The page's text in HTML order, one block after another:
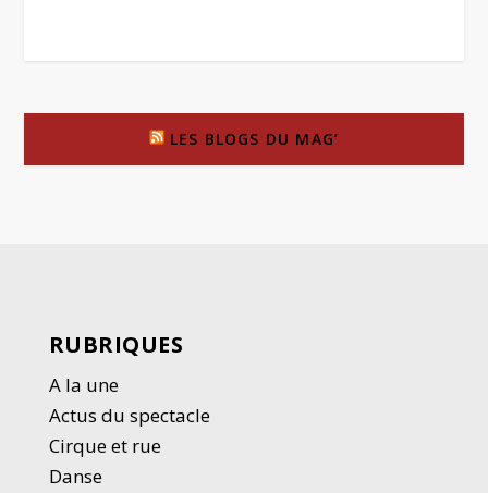
LES BLOGS DU MAG’
RUBRIQUES
A la une
Actus du spectacle
Cirque et rue
Danse